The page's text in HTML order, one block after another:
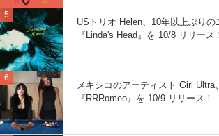
USトリオ Helen、10年以上ぶりの
『Linda's Head』を 10/8 リリース
メキシコのアーティスト Girl Ultra
『RRRomeo』を 10/9 リリース！